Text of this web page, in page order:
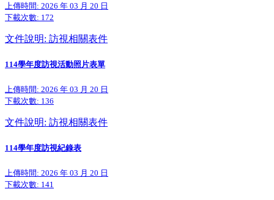
上傳時間: 2026 年 03 月 20 日
下載次數: 172
文件說明: 訪視相關表件
114學年度訪視活動照片表單
上傳時間: 2026 年 03 月 20 日
下載次數: 136
文件說明: 訪視相關表件
114學年度訪視紀錄表
上傳時間: 2026 年 03 月 20 日
下載次數: 141